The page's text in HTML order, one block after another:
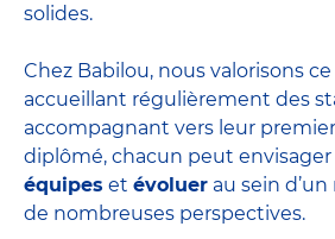
solides.
Chez Babilou, nous valorisons
accueillant régulièrement des
accompagnant vers leur
diplômé, chacun peut envisager
équipes et évoluer au sein
de nombreuses perspectives.